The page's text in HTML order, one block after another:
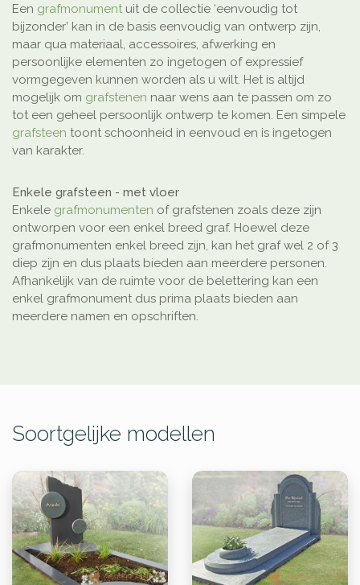
Een grafmonument uit de collectie ‘eenvoudig tot
bijzonder’ kan in de basis eenvoudig van ontwerp zijn,
maar qua materiaal, accessoires, afwerking en
persoonlijke elementen zo ingetogen of expressief
vormgegeven kunnen worden als u wilt. Het is altijd
mogelijk om grafstenen naar wens aan te passen om zo
tot een geheel persoonlijk ontwerp te komen. Een simpele
grafsteen toont schoonheid in eenvoud en is ingetogen
van karakter.
Enkele grafsteen - met vloer
Enkele grafmonumenten of grafstenen zoals deze zijn
ontworpen voor een enkel breed graf. Hoewel deze
grafmonumenten enkel breed zijn, kan het graf wel 2 of 3
diep zijn en dus plaats bieden aan meerdere personen.
Afhankelijk van de ruimte voor de belettering kan een
enkel grafmonument dus prima plaats bieden aan
meerdere namen en opschriften.
Soortgelijke modellen